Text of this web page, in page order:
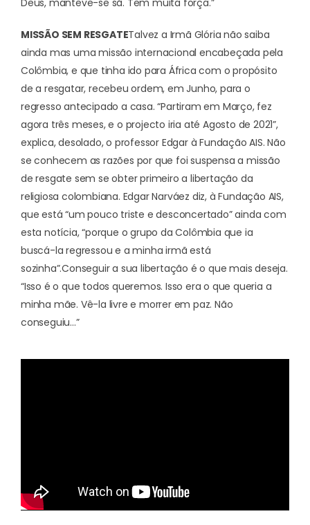
Deus, manteve-se sã. Tem muita força.”
MISSÃO SEM RESGATETalvez a Irmã Glória não saiba
ainda mas uma missão internacional encabeçada pela
Colômbia, e que tinha ido para África com o propósito
de a resgatar, recebeu ordem, em Junho, para o
regresso antecipado a casa. “Partiram em Março, fez
agora três meses, e o projecto iria até Agosto de 2021”,
explica, desolado, o professor Edgar à Fundação AIS.Não
se conhecem as razões por que foi suspensa a missão
de resgate sem se obter primeiro a libertação da
religiosa colombiana. Edgar Narváez diz, à Fundação AIS,
que está “um pouco triste e desconcertado” ainda com
esta notícia, “porque o grupo da Colômbia que ia
buscá-la regressou e a minha irmã está
sozinha”.Conseguir a sua libertação é o que mais deseja.
“Isso é o que todos queremos. Isso era o que queria a
minha mãe. Vê-la livre e morrer em paz. Não
conseguiu…”